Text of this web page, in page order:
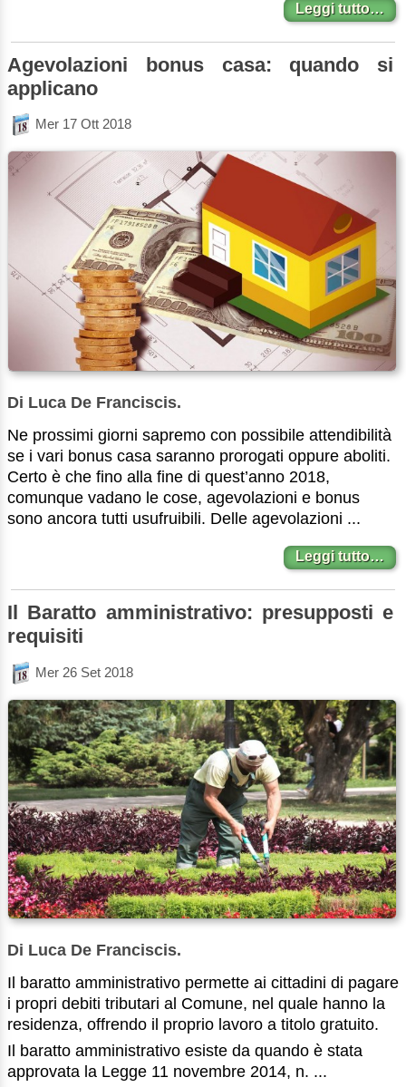
Leggi tutto…
Agevolazioni bonus casa: quando si
applicano
Mer 17 Ott 2018
Di Luca De Franciscis.
Ne prossimi giorni sapremo con possibile attendibilità
se i vari bonus casa saranno prorogati oppure aboliti.
Certo è che fino alla fine di quest’anno 2018,
comunque vadano le cose, agevolazioni e bonus
sono ancora tutti usufruibili. Delle agevolazioni ...
Leggi tutto…
Il Baratto amministrativo: presupposti e
requisiti
Mer 26 Set 2018
Di Luca De Franciscis.
Il baratto amministrativo permette ai cittadini di pagare
i propri debiti tributari al Comune, nel quale hanno la
residenza, offrendo il proprio lavoro a titolo gratuito.
Il baratto amministrativo esiste da quando è stata
approvata la Legge 11 novembre 2014, n. ...